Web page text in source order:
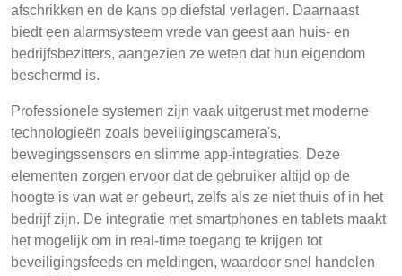
afschrikken en de kans op diefstal verlagen. Daarnaast
biedt een alarmsysteem vrede van geest aan huis- en
bedrijfsbezitters, aangezien ze weten dat hun eigendom
beschermd is.
Professionele systemen zijn vaak uitgerust met moderne
technologieën zoals beveiligingscamera's,
bewegingssensors en slimme app-integraties. Deze
elementen zorgen ervoor dat de gebruiker altijd op de
hoogte is van wat er gebeurt, zelfs als ze niet thuis of in het
bedrijf zijn. De integratie met smartphones en tablets maakt
het mogelijk om in real-time toegang te krijgen tot
beveiligingsfeeds en meldingen, waardoor snel handelen